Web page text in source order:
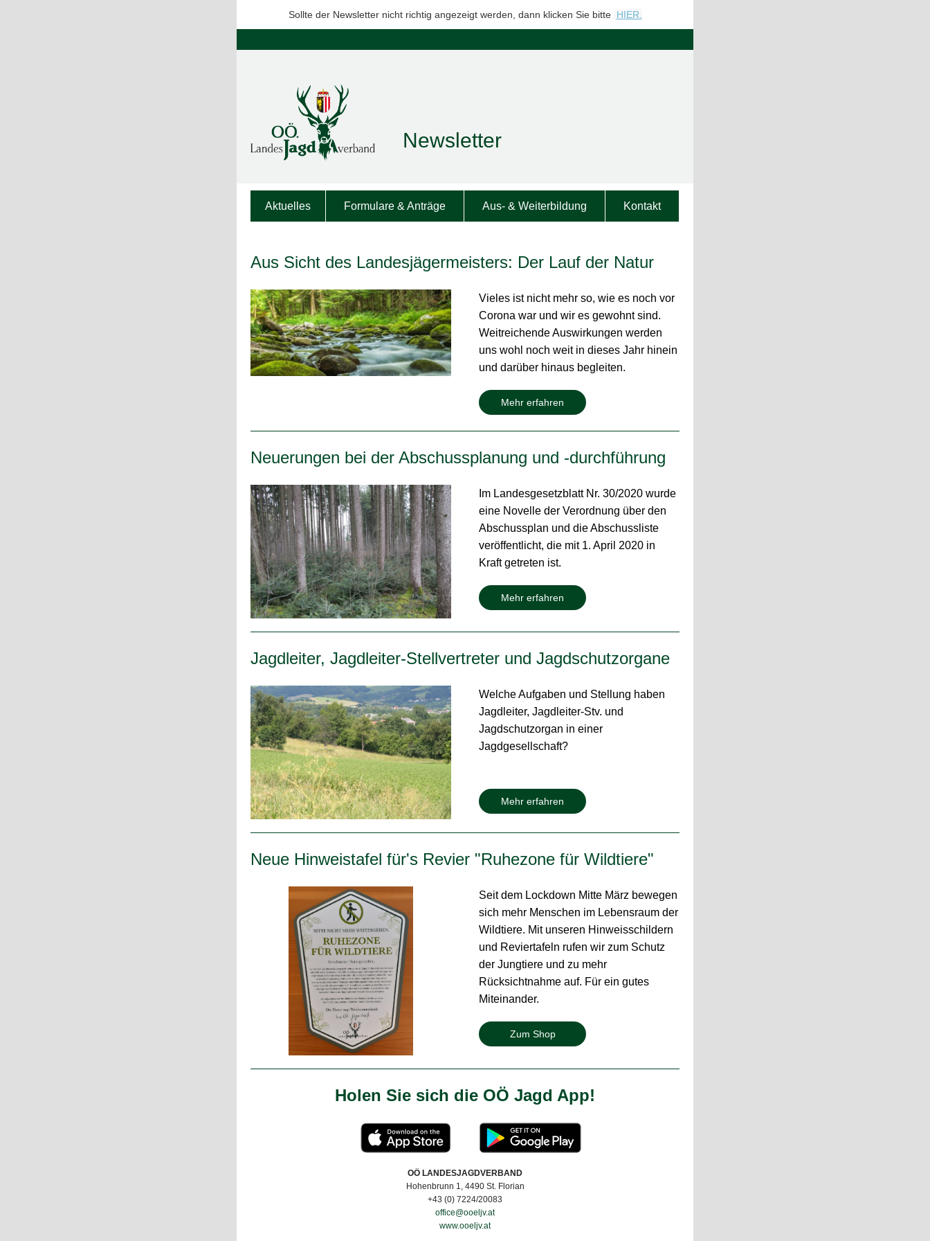
Sollte der Newsletter nicht richtig angezeigt werden, dann klicken Sie bitte HIER.
Newsletter
Aktuelles Formulare & Anträge Aus- & Weiterbildung Kontakt
Aus Sicht des Landesjägermeisters: Der Lauf der Natur
Vieles ist nicht mehr so, wie es noch vor
Corona war und wir es gewohnt sind.
Weitreichende Auswirkungen werden
uns wohl noch weit in dieses Jahr hinein
und darüber hinaus begleiten.
Mehr erfahren
Neuerungen bei der Abschussplanung und -durchführung
Im Landesgesetzblatt Nr. 30/2020 wurde
eine Novelle der Verordnung über den
Abschussplan und die Abschussliste
veröffentlicht, die mit 1. April 2020 in
Kraft getreten ist.
Mehr erfahren
Jagdleiter, Jagdleiter-Stellvertreter und Jagdschutzorgane
Welche Aufgaben und Stellung haben
Jagdleiter, Jagdleiter-Stv. und
Jagdschutzorgan in einer
Jagdgesellschaft?
Mehr erfahren
Neue Hinweistafel für's Revier "Ruhezone für Wildtiere"
Seit dem Lockdown Mitte März bewegen
sich mehr Menschen im Lebensraum der
Wildtiere. Mit unseren Hinweisschildern
und Reviertafeln rufen wir zum Schutz
der Jungtiere und zu mehr
Rücksichtnahme auf. Für ein gutes
Miteinander.
Zum Shop
Holen Sie sich die OÖ Jagd App!
OÖ LANDESJAGDVERBAND
Hohenbrunn 1, 4490 St. Florian
+43 (0) 7224/20083
office@ooeljv.at
www.ooeljv.at